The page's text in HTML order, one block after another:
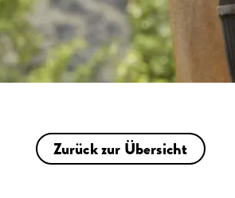
Zurück zur Übersicht